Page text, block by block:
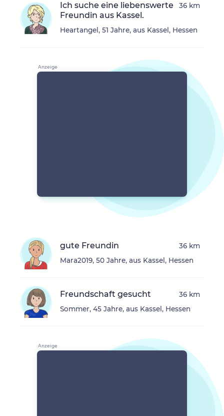
Ich suche eine liebenswerte
Freundin aus Kassel.
Heartangel, 51 Jahre, aus Kassel, Hessen
36 km
gute Freundin
Mara2019, 50 Jahre, aus Kassel, Hessen
36 km
Freundschaft gesucht
Sommer, 45 Jahre, aus Kassel, Hessen
36 km